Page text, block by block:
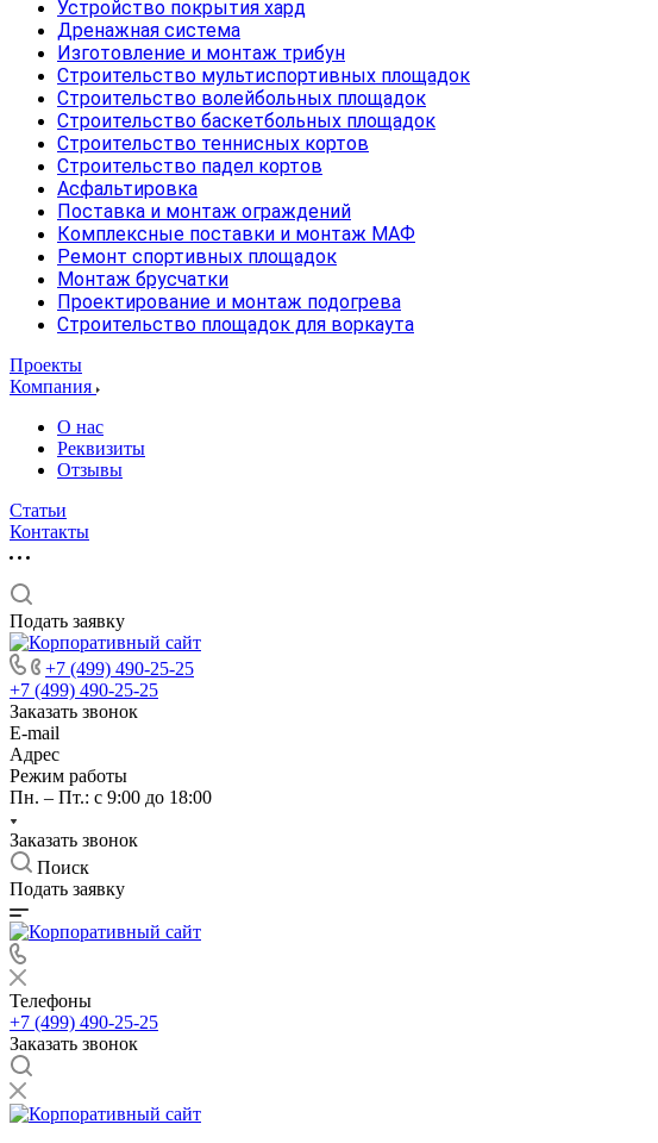
Устройство покрытия хард
Дренажная система
Изготовление и монтаж трибун
Строительство мультиспортивных площадок
Строительство волейбольных площадок
Строительство баскетбольных площадок
Строительство теннисных кортов
Строительство падел кортов
Асфальтировка
Поставка и монтаж ограждений
Комплексные поставки и монтаж МАФ
Ремонт спортивных площадок
Монтаж брусчатки
Проектирование и монтаж подогрева
Строительство площадок для воркаута
Проекты
Компания
О нас
Реквизиты
Отзывы
Статьи
Контакты
Подать заявку
+7 (499) 490-25-25
+7 (499) 490-25-25
Заказать звонок
E-mail
Адрес
Режим работы
Пн. – Пт.: с 9:00 до 18:00
Заказать звонок
Поиск
Подать заявку
Телефоны
+7 (499) 490-25-25
Заказать звонок